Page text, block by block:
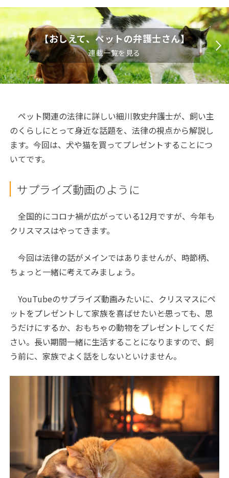
【おしえて、ペットの弁護士さん】
連載一覧を見る
ペット関連の法律に詳しい細川敦史弁護士が、飼い主
のくらしにとって身近な話題を、法律の視点から解説し
ます。今回は、犬や猫を買ってプレゼントすることにつ
いてです。
サプライズ動画のように
全国的にコロナ禍が広がっている12月ですが、今年も
クリスマスはやってきます。
今回は法律の話がメインではありませんが、時節柄、
ちょっと一緒に考えてみましょう。
YouTubeのサプライズ動画みたいに、クリスマスにペ
ットをプレゼントして家族を喜ばせたい――と思っても、思
うだけにするか、おもちゃの動物をプレゼントしてくだ
さい。長い期間一緒に生活することになりますので、飼
う前に、家族でよく話をしないといけません。